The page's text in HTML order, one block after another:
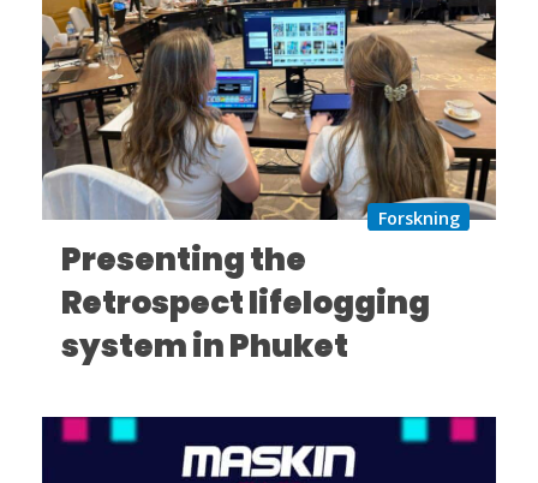
Forskning
Presenting the
Retrospect lifelogging
system in Phuket